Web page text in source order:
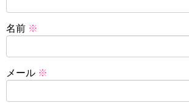
名前 ※
メール ※